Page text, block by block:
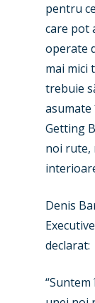
pentru
care pot
operate
mai mici
trebuie
asumate
Getting
noi rute,
Denis
declarat: